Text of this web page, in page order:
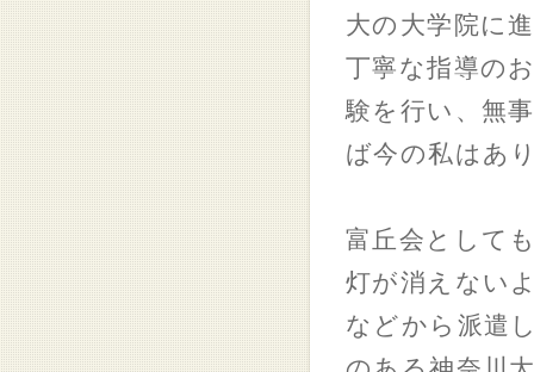
大の大学院に
丁寧な指導の
験を行い、無
ば今の私はあ
富丘会として
灯が消えない
などから派遣